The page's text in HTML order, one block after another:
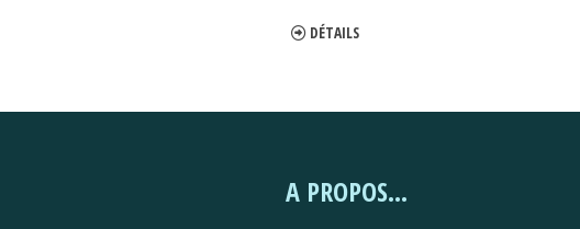
DÉTAILS
A PROPOS...